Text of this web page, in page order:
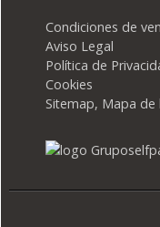
Condiciones de
Aviso Legal
Política de
Cookies
Sitemap, Mapa de